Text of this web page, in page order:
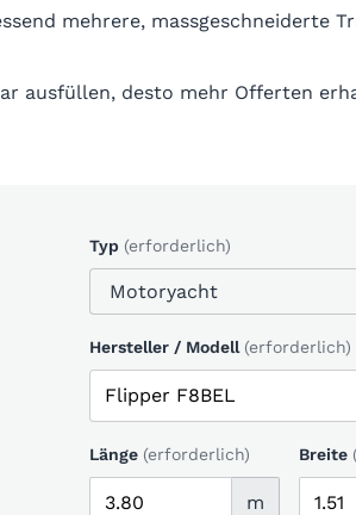
mehrere, massgeschneiderte
ausfüllen, desto mehr Offerten
Typ (erforderlich)
Hersteller / Modell (erforderlich)
Länge (erforderlich)
m
Breite